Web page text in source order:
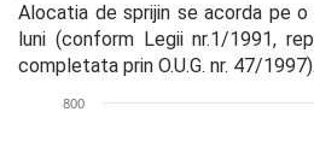
Alocatia de sprijin se acorda pe
luni (conform Legii nr.1/1991,
completata prin O.U.G. nr. 47/1997).
800